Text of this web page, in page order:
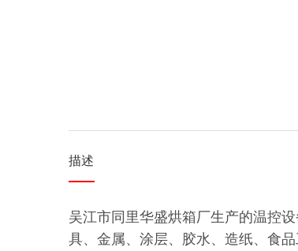
描述
吴江市同里华盛烘箱厂生产的温控
具、金属、涂层、胶水、造纸、食